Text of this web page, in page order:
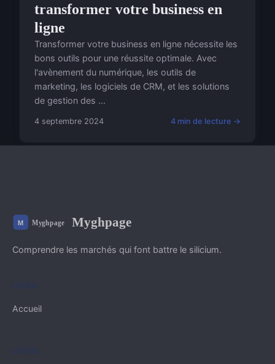
transformer votre business en
ligne
Transformer votre business en ligne nécessite les
bons outils pour une réussite optimale. Avec
l'avènement du numérique, les outils de
marketing, les logiciels de CRM, et les solutions
de gestion des ...
4 septembre 2024 4 min de lecture →
Myghpage
Comprendre les marchés qui font battre le silicium.
LIENS
Accueil
LÉGAL